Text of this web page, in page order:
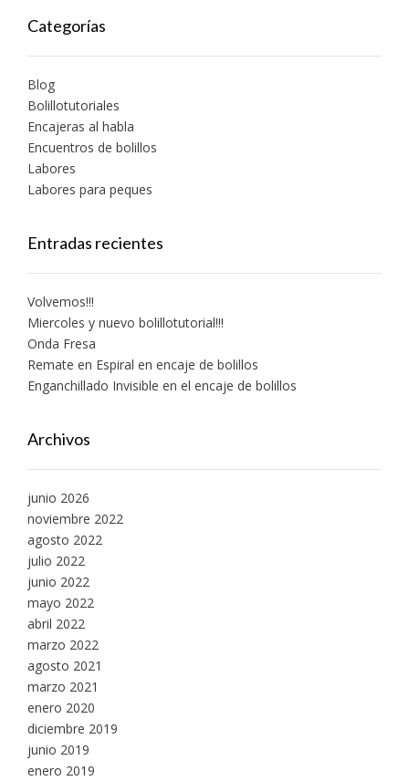
Categorías
Blog
Bolillotutoriales
Encajeras al habla
Encuentros de bolillos
Labores
Labores para peques
Entradas recientes
Volvemos!!!
Miercoles y nuevo bolillotutorial!!!
Onda Fresa
Remate en Espiral en encaje de bolillos
Enganchillado Invisible en el encaje de bolillos
Archivos
junio 2026
noviembre 2022
agosto 2022
julio 2022
junio 2022
mayo 2022
abril 2022
marzo 2022
agosto 2021
marzo 2021
enero 2020
diciembre 2019
junio 2019
enero 2019